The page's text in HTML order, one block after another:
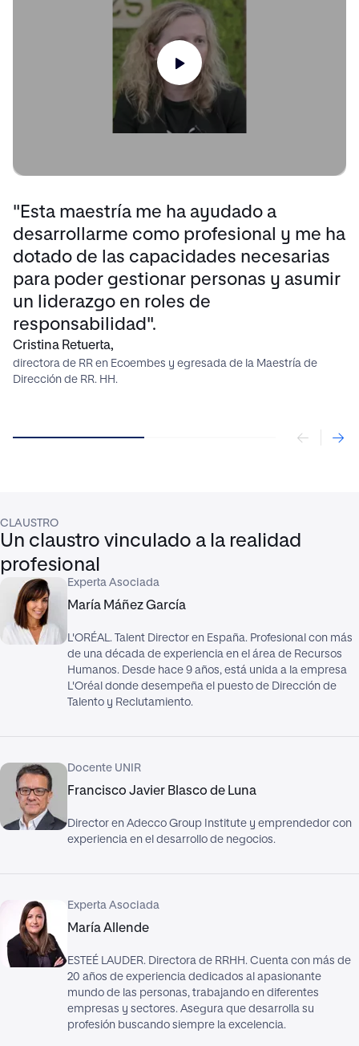
"Esta maestría me ha ayudado a
desarrollarme como profesional y me ha
dotado de las capacidades necesarias
para poder gestionar personas y asumir
un liderazgo en roles de
responsabilidad".
Cristina Retuerta,
directora de RR en Ecoembes y egresada de la Maestría de
Dirección de RR. HH.
CLAUSTRO
Un claustro vinculado a la realidad
profesional
Experta Asociada
María Máñez García
L'ORÉAL. Talent Director en España. Profesional con más
de una década de experiencia en el área de Recursos
Humanos. Desde hace 9 años, está unida a la empresa
L'Oréal donde desempeña el puesto de Dirección de
Talento y Reclutamiento.
Docente UNIR
Francisco Javier Blasco de Luna
Director en Adecco Group Institute y emprendedor con
experiencia en el desarrollo de negocios.
Experta Asociada
María Allende
ESTEÉ LAUDER. Directora de RRHH. Cuenta con más de
20 años de experiencia dedicados al apasionante
mundo de las personas, trabajando en diferentes
empresas y sectores. Asegura que desarrolla su
profesión buscando siempre la excelencia.